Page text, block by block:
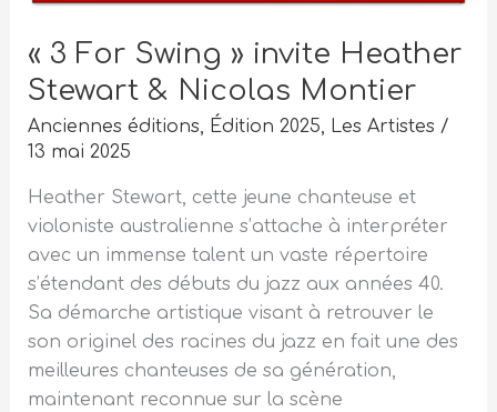
« 3 For Swing » invite Heather
Stewart & Nicolas Montier
Anciennes éditions, Édition 2025, Les Artistes /
13 mai 2025
Heather Stewart, cette jeune chanteuse et
violoniste australienne s’attache à interpréter
avec un immense talent un vaste répertoire
s’étendant des débuts du jazz aux années 40.
Sa démarche artistique visant à retrouver le
son originel des racines du jazz en fait une des
meilleures chanteuses de sa génération,
maintenant reconnue sur la scène